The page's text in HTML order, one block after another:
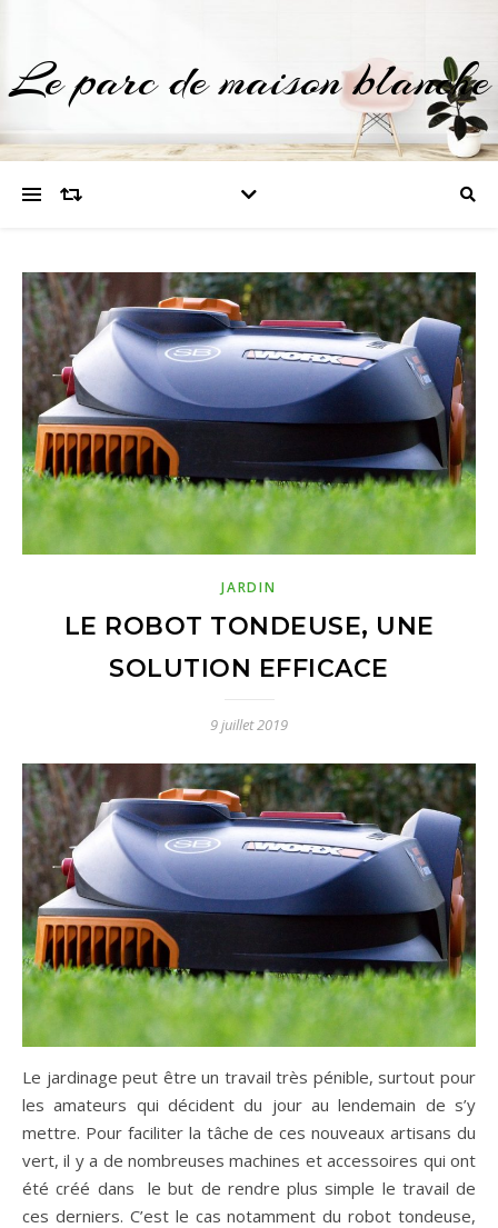
Le parc de maison blanche
JARDIN
LE ROBOT TONDEUSE, UNE
SOLUTION EFFICACE
9 juillet 2019
Le jardinage peut être un travail très pénible, surtout pour
les amateurs qui décident du jour au lendemain de s’y
mettre. Pour faciliter la tâche de ces nouveaux artisans du
vert, il y a de nombreuses machines et accessoires qui ont
été créé dans le but de rendre plus simple le travail de
ces derniers. C’est le cas notamment du robot tondeuse,